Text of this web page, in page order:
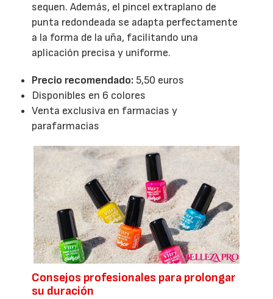
sequen. Además, el pincel extraplano de
punta redondeada se adapta perfectamente
a la forma de la uña, facilitando una
aplicación precisa y uniforme.
Precio recomendado: 5,50 euros
Disponibles en 6 colores
Venta exclusiva en farmacias y
parafarmacias
Consejos profesionales para prolongar
su duración